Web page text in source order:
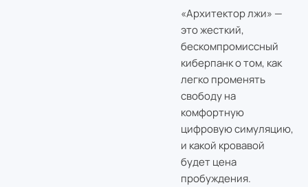
«Архитектор лжи» —
это жесткий,
бескомпромиссный
киберпанк о том, как
легко променять
свободу на
комфортную
цифровую симуляцию,
и какой кровавой
будет цена
пробуждения.